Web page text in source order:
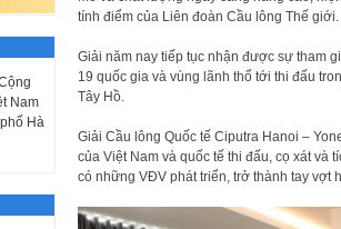
tính điểm của Liên đoàn Cầu lông Thế giới.
Giải năm nay tiếp tục nhận được sự tham
19 quốc gia và vùng lãnh thổ tới thi đấu
Tây Hồ.
Giải Cầu lông Quốc tế Ciputra Hanoi –
của Việt Nam và quốc tế thi đấu, cọ xát và
có những VĐV phát triển, trở thành tay vợt
Nam
Hà